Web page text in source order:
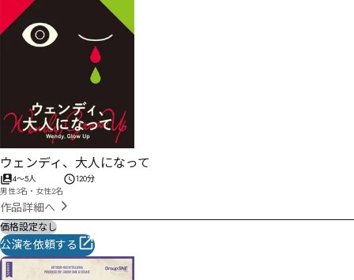
ウェンディ、大人になって
4〜5人
男性3名・女性2名
120分
作品詳細へ
価格設定なし
公演を依頼する